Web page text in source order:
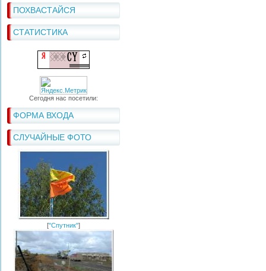
ПОХВАСТАЙСЯ
СТАТИСТИКА
Сегодня нас посетили:
ФОРМА ВХОДА
СЛУЧАЙНЫЕ ФОТО
["Спутник"]